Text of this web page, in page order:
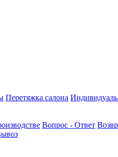
Перетяжка салона
Вопрос - Ответ